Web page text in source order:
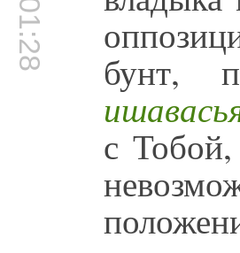
бунт,
с